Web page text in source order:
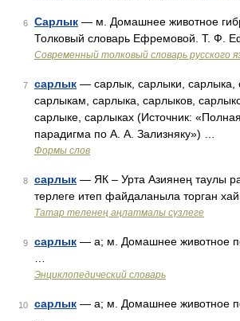
6 Сарлык — м. Домашнее животное
Толковый словарь Ефремовой. Т. Ф.
Современный толковый словарь русского
7 сарлык — сарлык, сарлыки, сарлыка,
сарлыкам, сарлыка, сарлыков,
сарлыке, сарлыках (Источник:
парадигма по А. А. Зализняку») …
Формы слов
8 сарлык — ЯК – Урта Азиянең таулы
терлеге итеп файдаланыла торган
Татар теленең аңлатмалы сүзлеге
9 сарлык — а; м. Домашнее животное
Энциклопедический словарь
10 сарлык — а; м. Домашнее животное